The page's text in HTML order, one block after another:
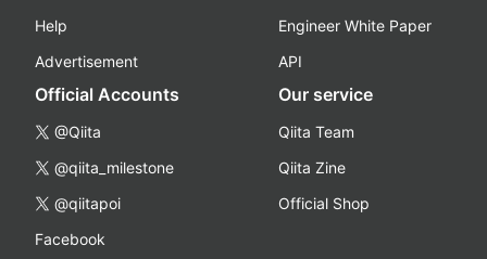
Help
Advertisement
Engineer White Paper
API
Official Accounts
@Qiita
@qiita_milestone
@qiitapoi
Facebook
Our service
Qiita Team
Qiita Zine
Official Shop